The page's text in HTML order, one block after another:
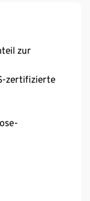
zur
zertifizierte